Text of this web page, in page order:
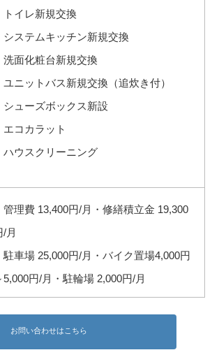
トイレ新規交換
システムキッチン新規交換
洗面化粧台新規交換
ユニットバス新規交換（追炊き付）
シューズボックス新設
エコカラット
ハウスクリーニング
管理費 13,400円/月・修繕積立金 19,300
/月
駐車場 25,000円/月・バイク置場4,000円
5,000円/月・駐輪場 2,000円/月
お問い合わせはこちら